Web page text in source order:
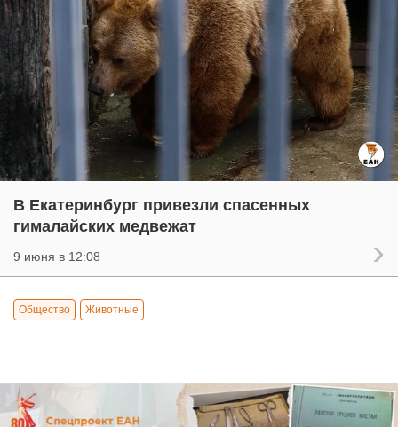
В Екатеринбург привезли спасенных
гималайских медвежат
9 июня в 12:08
Общество Животные